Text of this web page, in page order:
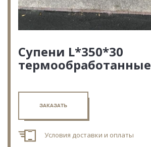
Супени L*350*30
термообработанные
ЗАКАЗАТЬ
Условия доставки и оплаты